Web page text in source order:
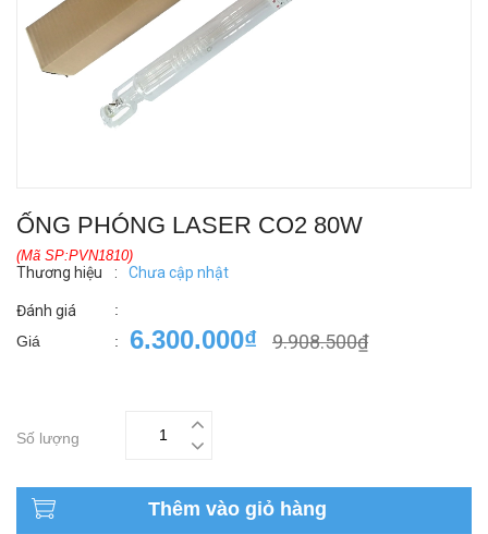
ỐNG PHÓNG LASER CO2 80W
(Mã SP:PVN1810)
Thương hiệu : Chưa cập nhật
Đánh giá
:
Giá
: 6.300.000₫ 9.908.500₫
Số lượng
Thêm vào giỏ hàng